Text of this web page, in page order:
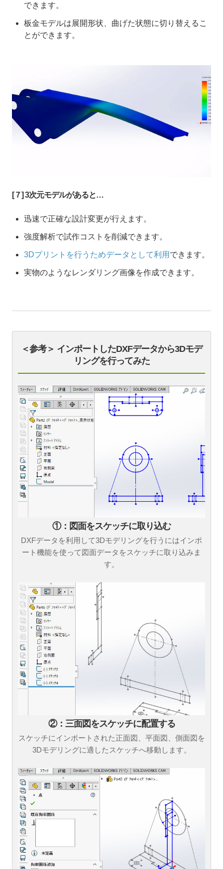
できます。
板金モデルは展開形状、曲げた状態に切り替えるこ
とができます。
[７] 3次元モデルがあると…
迅速で正確な設計変更が行えます。
強度解析で試作コストを削減できます。
3Dプリントを行うためデータとして利用 できます。
実物のようなレンダリング画像を作成できます。
＜参考＞ インポートしたDXFデータから3Dモデ
リングを行ってみた
①：図面をスケッチに取り込む
DXFデータを利用して3Dモデリングを行うにはインポ
ート機能を使って図面データをスケッチに取り込みま
す。
②：三面図をスケッチに配置する
スケッチにインポートされた正面図、平面図、側面図を
3Dモデリングに適したスケッチへ移動します。